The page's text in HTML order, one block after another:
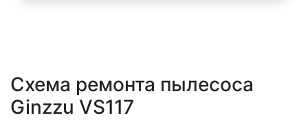
Схема ремонта пылесоса
Ginzzu VS117